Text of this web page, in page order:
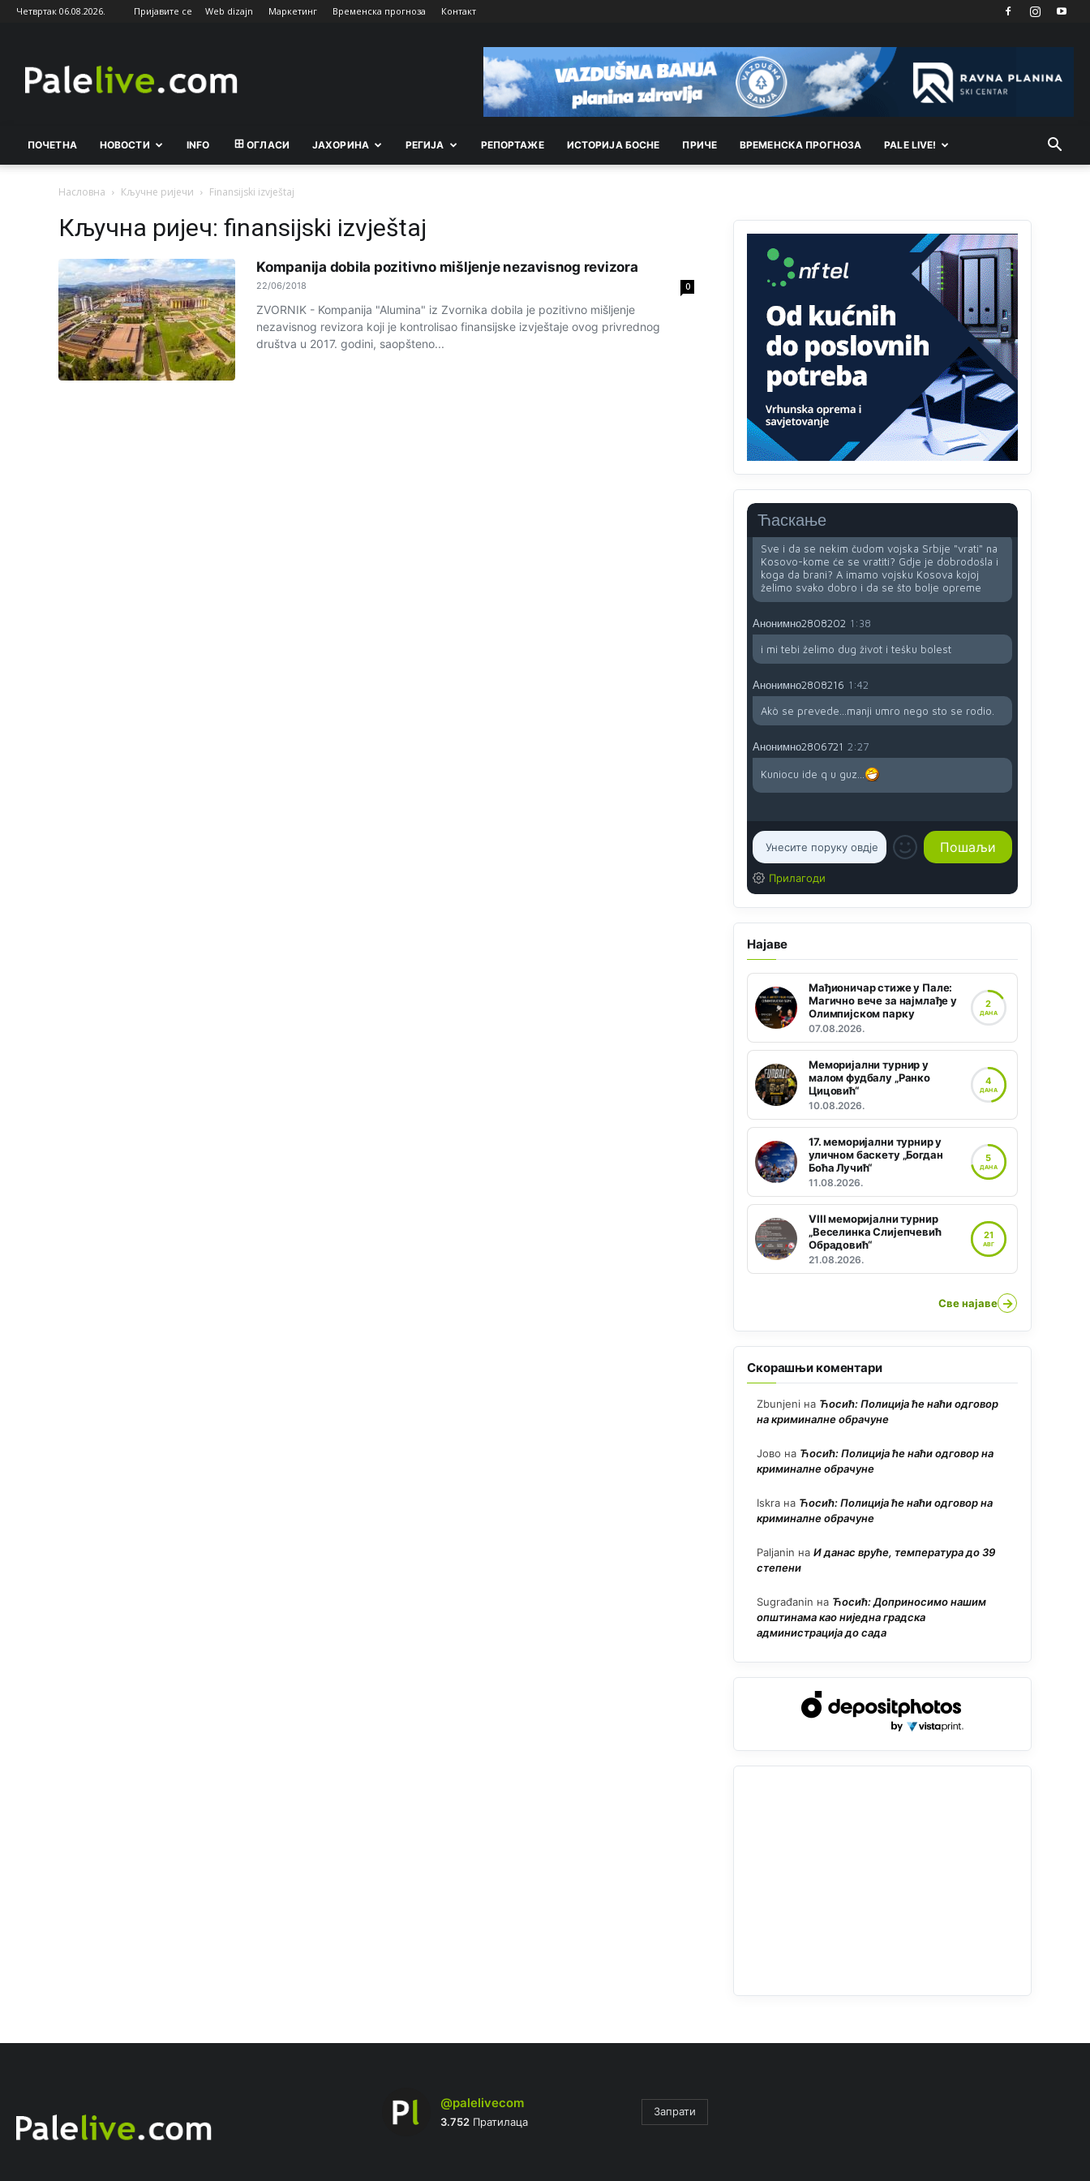
Четвртак 06.08.2026. Пријавите се Web dizajn Маркетинг Временска прогноза Контакт
ПОЧЕТНА НОВОСТИ INFO ОГЛАСИ ЈАХОРИНА РEГИЈА РEПОРТАЖE ИСТОРИЈА БОСНЕ ПРИЧЕ ВРEМEНСКА ПРОГНОЗА PALE LIVE!
Насловна Кључне ријечи Finansijski izvještaj
Кључна ријеч: finansijski izvještaj
Kompanija dobila pozitivno mišljenje nezavisnog revizora
22/06/2018 0
ZVORNIK - Kompanija "Alumina" iz Zvornika dobila je pozitivno mišljenje
nezavisnog revizora koji je kontrolisao finansijske izvještaje ovog privrednog
društva u 2017. godini, saopšteno...
Ћаскање
Анонимно2806721 11:21
Kosovo je država a manji BH entitet pokrajina.Što
se tiče arapa po Palama i Jahorini,ostavljaju vam
pare a vi se smeškate .Da ne bi možda da vam
šalju poštom a da ne dolaze? Kurko
Анонимно2807791 11:39
Dobro zboris 791,ovaj721 dok nije bilo
interneta,samo mu je porodica znala da je glup!
Drzi pod kontrolom tri stvari jezik,karakter i
ponasanje...Uzivotu brani tri stvari:cast,prijatelja i
slabije.Iz
zivota iskljuci tri stvari uvredu,neznanje
zavist.Svedok si ziv gaji tri stvari
dobrotu,pamet i prijateljstvo!!
Анонимно2806721
791 BiH nije priznala Kosovo kao nezavisnu
državu jer genocidna tvorevina pravi smetnju a
recimo Srbija je davnopriznala.Nasvakom
proizvodu iz Srbije stoji -uvoznik za Kosovo
Анонимно2806721
Sve i da se nekim čudom vojska Srbije "vrati" na
Kosovo-kome će se vratiti? Gdje je dobrodošla i
koga da brani? A imamo vojsku Kosova kojoj
želimo svako dobro i da se što bolje opreme
Анонимно2808202 1:38
i mi tebi želimo dug život i tešku bolest
Анонимно2808216 1:42
Akò se prevede...manji umro nego sto se rodio.
Анонимно2806721 2:27
Kuniocu ide q u guz...
Прилагоди
Најаве
Мађионичар стиже у Пале:
Магично вече за најмлађе у
Олимпијском парку
07.08.2026.
2
ДАНА
Меморијални турнир у
малом фудбалу „Ранко
Цицовић“
10.08.2026.
4
ДАНА
17. меморијални турнир у
уличном баскету „Богдан
Боћа Лучић“
11.08.2026.
5
ДАНА
VIII меморијални турнир
„Веселинка Слијепчевић
Обрадовић“
21.08.2026.
21
АВГ
Све најаве →
Скорашњи коментари
Zbunjeni на Ћосић: Полиција ће наћи одговор
на криминалне обрачуне
Јово на Ћосић: Полиција ће наћи одговор на
криминалне обрачуне
Iskra на Ћосић: Полиција ће наћи одговор на
криминалне обрачуне
Paljanin на И данас вруће, температура до 39
степени
Sugrađanin на Ћосић: Доприносимо нашим
општинама као ниједна градска
администрација до сада
@palelivecom
3.752Пратилаца
Запрати